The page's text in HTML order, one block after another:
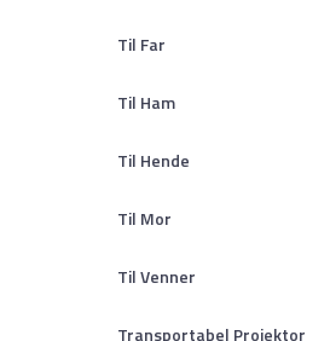
Til Far
Til Ham
Til Hende
Til Mor
Til Venner
Transportabel Projektor